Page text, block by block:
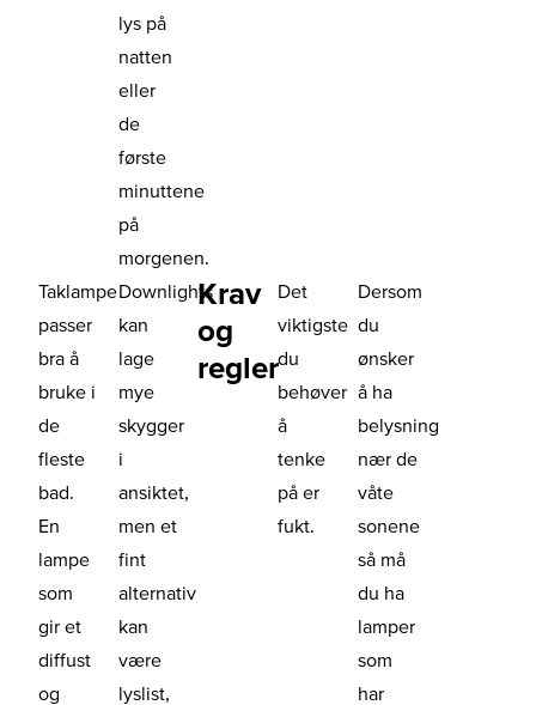
lys på
natten
eller
de
første
minuttene
på
morgenen.
Taklampe
passer
bra å
bruke i
de
fleste
bad.
En
lampe
som
gir et
diffust
og
Downlights
kan
lage
mye
skygger
i
ansiktet,
men et
fint
alternativ
kan
være
lyslist,
Krav
og
regler
Det
viktigste
du
behøver
å
tenke
på er
fukt.
Dersom
du
ønsker
å ha
belysning
nær de
våte
sonene
så må
du ha
lamper
som
har